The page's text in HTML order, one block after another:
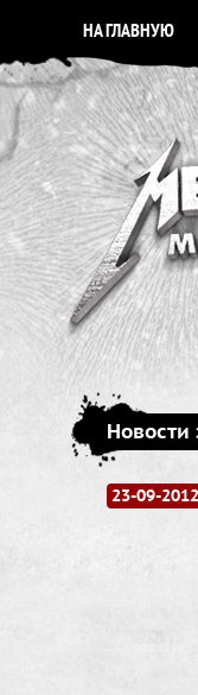
НА ГЛАВНУЮ
Новости
23-09-2012